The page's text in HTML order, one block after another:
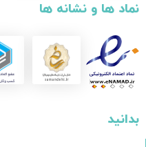
نماد ها و نشانه ها
بدانید